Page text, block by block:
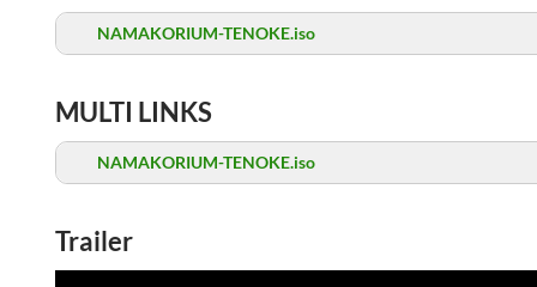
NAMAKORIUM-TENOKE.iso
MULTI LINKS
NAMAKORIUM-TENOKE.iso
Trailer